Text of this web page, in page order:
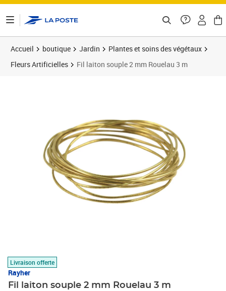
Accueil boutique Jardin
Plantes et soins des végétaux
Fleurs Artificielles
Fil laiton souple 2 mm Rouelau 3 m
Livraison offerte
Rayher
Fil laiton souple 2 mm Rouelau 3 m